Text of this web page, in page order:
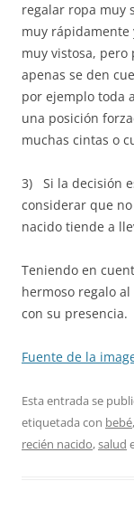
regalar ropa muy
muy rápidamente
muy vistosa, pero
apenas se den
por ejemplo toda
una posición
muchas cintas o
3) Si la decisión
considerar que
nacido tiende a
Teniendo en
hermoso regalo
con su presencia.
Fuente de la
Esta entrada se
etiquetada con bebé,
recién nacido,salud